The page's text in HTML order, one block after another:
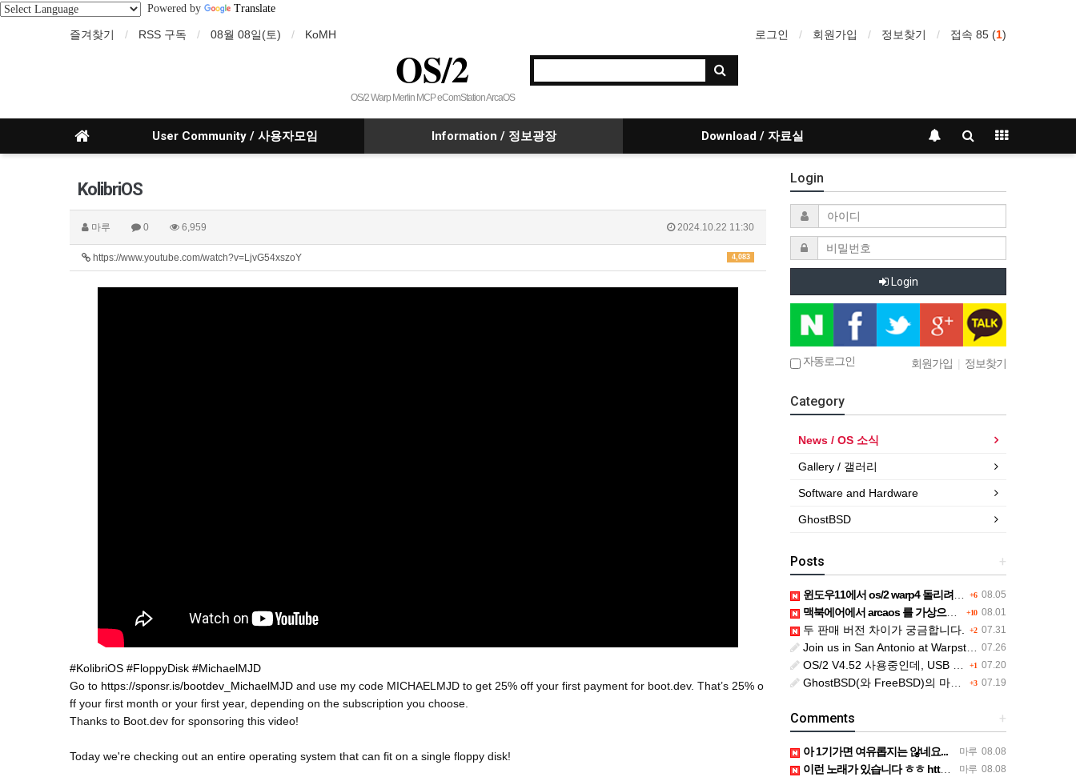
Powered by Translate
즐겨찾기 RSS 구독 08월 08일(토) KoMH 로그인 회원가입 정보찾기 접속 85 (1)
OS/2
OS/2 Warp Merlin MCP eComStation ArcaOS
User Community / 사용자모임 Information / 정보광장 Download / 자료실
KolibriOS
마루 0 6,959 2024.10.22 11:30
4,083
https://www.youtube.com/watch?v=LjvG54xszoY
#KolibriOS #FloppyDisk #MichaelMJD
Go to https://sponsr.is/bootdev_MichaelMJD and use my code MICHAELMJD to get 25% off your first payment for boot.dev. That’s 25% o
ff your first month or your first year, depending on the subscription you choose.
Thanks to Boot.dev for sponsoring this video!
Today we're checking out an entire operating system that can fit on a single floppy disk!
Login
Login
자동로그인 회원가입 | 정보찾기
Category
News / OS 소식
Gallery / 갤러리
Software and Hardware
GhostBSD
+
Posts
+6 08.05
윈도우11에서 os/2 warp4 돌리려면....
+10 08.01
맥북에어에서 arcaos 를 가상으로 돌릴려면 어떻게 해야 하는 지요?
+2 07.31
두 판매 버전 차이가 궁금합니다.
07.26
Join us in San Antonio at Warpstock 2026
+1 07.20
OS/2 V4.52 사용중인데, USB drive 사용 가능한지요?
+3 07.19
GhostBSD(와 FreeBSD)의 마우스 문제
+
Comments
마루 08.08
아 1기가면 여유롭지는 않네요...
마루 08.08
이런 노래가 있습니다 ㅎㅎ https://www.7-star.net/bbs/board.php?bo_table…